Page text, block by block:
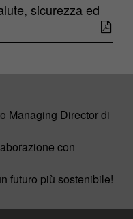
sicurezza ed
Managing Director di
con
futuro più sostenibile!